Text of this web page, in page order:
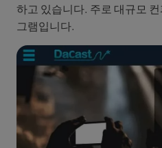
하고 있습니다. 주로 대규모
그램입니다.